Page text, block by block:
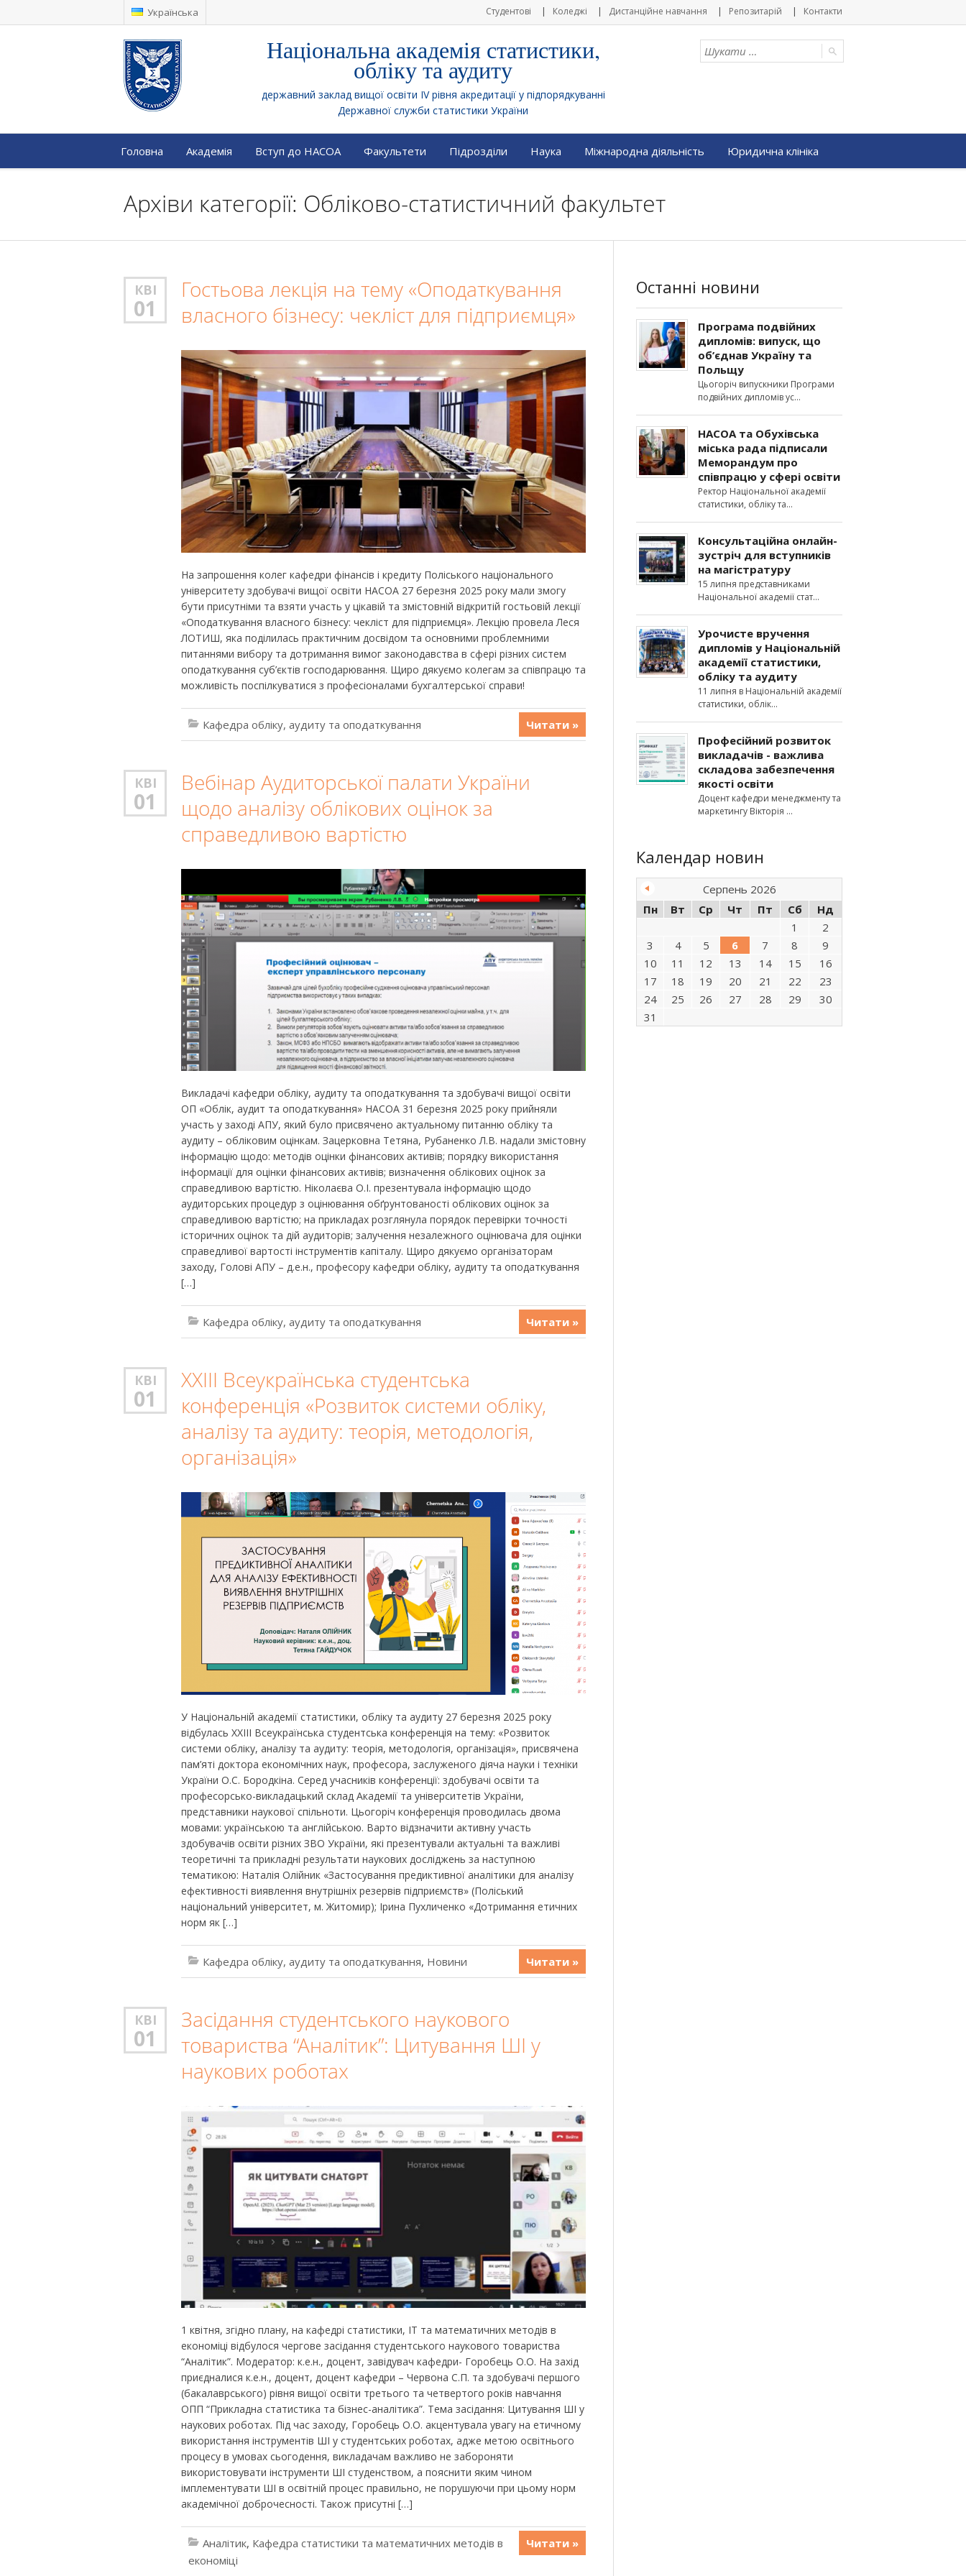
Українська Студентові Коледжі Дистанційне навчання Репозитарій Контакти
Національна академія статистики,
обліку та аудиту
державний заклад вищої освіти IV рівня акредитації у підпорядкуванні
Державної служби статистики України
Головна Академія Вступ до НАСОА Факультети Підрозділи Наука Міжнародна діяльність Юридична клініка
Архіви категорії: Обліково-статистичний факультет
КВІ
01
Гостьова лекція на тему «Оподаткування
власного бізнесу: чекліст для підприємця»
На запрошення колег кафедри фінансів і кредиту Поліського національного
університету здобувачі вищої освіти НАСОА 27 березня 2025 року мали змогу
бути присутніми та взяти участь у цікавій та змістовній відкритій гостьовій лекції
«Оподаткування власного бізнесу: чекліст для підприємця». Лекцію провела Леся
ЛОТИШ, яка поділилась практичним досвідом та основними проблемними
питаннями вибору та дотримання вимог законодавства в сфері різних систем
оподаткування суб’єктів господарювання. Щиро дякуємо колегам за співпрацю та
можливість поспілкуватися з професіоналами бухгалтерської справи!
Кафедра обліку, аудиту та оподаткування Читати »
КВІ
01
Вебінар Аудиторської палати України
щодо аналізу облікових оцінок за
справедливою вартістю
Викладачі кафедри обліку, аудиту та оподаткування та здобувачі вищої освіти
ОП «Облік, аудит та оподаткування» НАСОА 31 березня 2025 року прийняли
участь у заході АПУ, який було присвячено актуальному питанню обліку та
аудиту – обліковим оцінкам. Зацерковна Тетяна, Рубаненко Л.В. надали змістовну
інформацію щодо: методів оцінки фінансових активів; порядку використання
інформації для оцінки фінансових активів; визначення облікових оцінок за
справедливою вартістю. Ніколаєва О.І. презентувала інформацію щодо
аудиторських процедур з оцінювання обґрунтованості облікових оцінок за
справедливою вартістю; на прикладах розглянула порядок перевірки точності
історичних оцінок та дій аудиторів; залучення незалежного оцінювача для оцінки
справедливої вартості інструментів капіталу. Щиро дякуємо організаторам
заходу, Голові АПУ – д.е.н., професору кафедри обліку, аудиту та оподаткування
[…]
Кафедра обліку, аудиту та оподаткування Читати »
КВІ
01
ХХIII Всеукраїнська студентська
конференція «Розвиток системи обліку,
аналізу та аудиту: теорія, методологія,
організація»
У Національній академії статистики, обліку та аудиту 27 березня 2025 року
відбулась ХХIII Всеукраїнська студентська конференція на тему: «Розвиток
системи обліку, аналізу та аудиту: теорія, методологія, організація», присвячена
пам’яті доктора економічних наук, професора, заслуженого діяча науки і техніки
України О.С. Бородкіна. Серед учасників конференції: здобувачі освіти та
професорсько-викладацький склад Академії та університетів України,
представники наукової спільноти. Цьогоріч конференція проводилась двома
мовами: українською та англійською. Варто відзначити активну участь
здобувачів освіти різних ЗВО України, які презентували актуальні та важливі
теоретичні та прикладні результати наукових досліджень за наступною
тематикою: Наталія Олійник «Застосування предиктивної аналітики для аналізу
ефективності виявлення внутрішніх резервів підприємств» (Поліський
національний університет, м. Житомир); Ірина Пухличенко «Дотримання етичних
норм як […]
Кафедра обліку, аудиту та оподаткування, Новини Читати »
КВІ
01
Засідання студентського наукового
товариства “Аналітик”: Цитування ШІ у
наукових роботах
1 квітня, згідно плану, на кафедрі статистики, ІТ та математичних методів в
економіці відбулося чергове засідання студентського наукового товариства
“Аналітик”. Модератор: к.е.н., доцент, завідувач кафедри- Горобець О.О. На захід
приєдналися к.е.н., доцент, доцент кафедри – Червона С.П. та здобувачі першого
(бакалаврського) рівня вищої освіти третього та четвертого років навчання
ОПП “Прикладна статистика та бізнес-аналітика”. Тема засідання: Цитування ШІ у
наукових роботах. Під час заходу, Горобець О.О. акцентувала увагу на етичному
використання інструментів ШІ у студентських роботах, адже метою освітнього
процесу в умовах сьогодення, викладачам важливо не забороняти
використовувати інструменти ШІ студенством, а пояснити яким чином
імплементувати ШІ в освітній процес правильно, не порушуючи при цьому норм
академічної доброчесності. Також присутні […]
Аналітик, Кафедра статистики та математичних методів в
економіці
Читати »
Останні новини
Програма подвійних
дипломів: випуск, що
об’єднав Україну та
Польщу
Цьогоріч випускники Програми
подвійних дипломів ус
НАСОА та Обухівська
міська рада підписали
Меморандум про
співпрацю у сфері освіти
Ректор Національної академії
статистики, обліку та
Консультаційна онлайн-
зустріч для вступників
на магістратуру
15 липня представниками
Національної академії стат
Урочисте вручення
дипломів у Національній
академії статистики,
обліку та аудиту
11 липня в Національній академії
статистики, облік
Професійний розвиток
викладачів - важлива
складова забезпечення
якості освіти
Доцент кафедри менеджменту та
маркетингу Вікторія
Календар новин
Серпень 2026
Пн
Вт Ср Чт Пт Сб
Нд
1
2
3
4 5 6 7 8
9
10
11 12 13 14 15
16
17
18 19 20 21 22
23
24
25 26 27 28 29
30
31